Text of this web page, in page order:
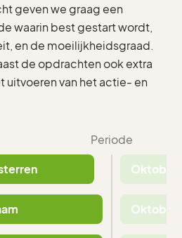
geven we graag een
waarin best gestart wordt,
en de moeilijkheidsgraad.
de opdrachten ook extra
uitvoeren van het actie- en
Oktober
Oktober